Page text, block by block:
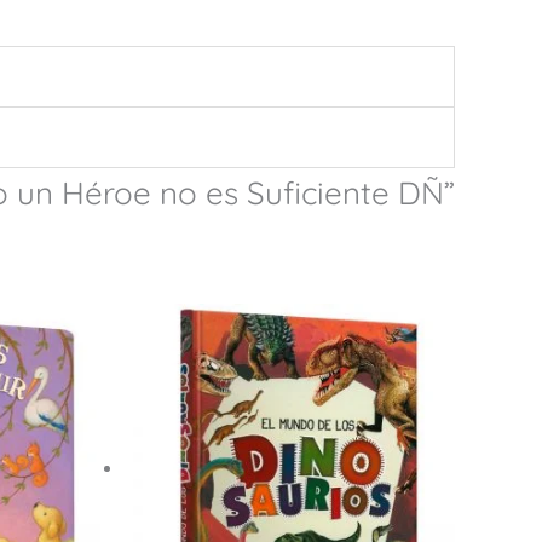
Héroe no es Suficiente DÑ”